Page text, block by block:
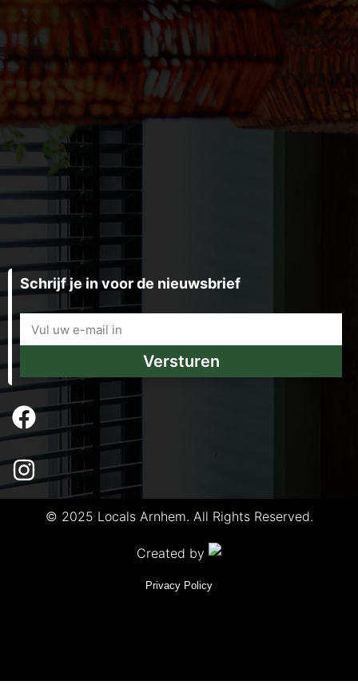
Schrijf je in voor de nieuwsbrief
Versturen
© 2025 Locals Arnhem. All Rights Reserved.
Created by
Privacy Policy